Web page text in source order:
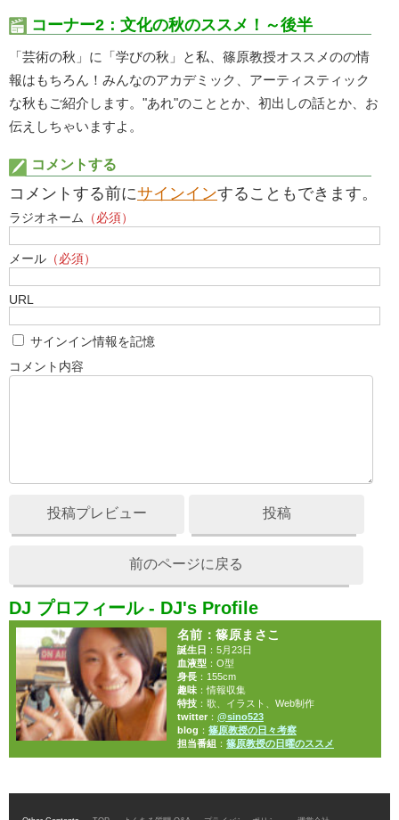
コーナー2：文化の秋のススメ！～後半
「芸術の秋」に「学びの秋」と私、篠原教授オススメのの情
報はもちろん！みんなのアカデミック、アーティスティック
な秋もご紹介します。"あれ"のこととか、初出しの話とか、お
伝えしちゃいますよ。
コメントする
コメントする前にサインインすることもできます。
ラジオネーム （必須）
メール （必須）
URL
サインイン情報を記憶
コメント内容
投稿プレビュー 投稿
前のページに戻る
DJ プロフィール - DJ's Profile
名前 ：篠原まさこ
誕生日 ：5月23日
血液型：O型
身長：155cm
趣味：情報収集
特技：歌、イラスト、Web制作
twitter： @sino523
blog ： 篠原教授の日々考察
担当番組 ： 篠原教授の日曜のススメ